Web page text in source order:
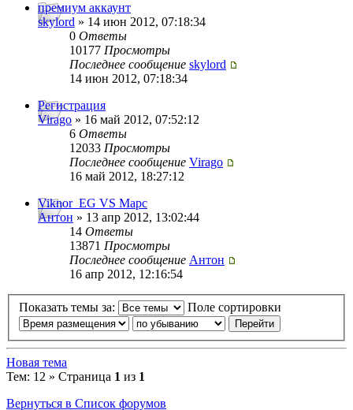
премиум аккаунт
skylord » 14 июн 2012, 07:18:34
0 Ответы
10177 Просмотры
Последнее сообщение skylord
14 июн 2012, 07:18:34
Регистрация
Virago » 16 май 2012, 07:52:12
6 Ответы
12033 Просмотры
Последнее сообщение Virago
16 май 2012, 18:27:12
Viknor_EG VS Марс
Антон » 13 апр 2012, 13:02:44
14 Ответы
13871 Просмотры
Последнее сообщение Антон
16 апр 2012, 12:16:54
Показать темы за: Поле сортировки
Новая тема
Тем: 12 » Страница 1 из 1
Вернуться в Список форумов